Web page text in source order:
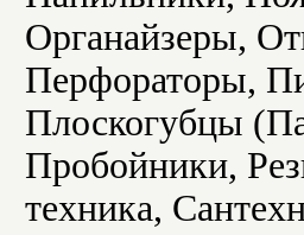
Органайзеры,
Перфораторы,
Плоскогубцы
Пробойники,
техника,